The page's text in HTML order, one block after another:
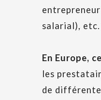
salarial), etc.
En Europe,
les
de